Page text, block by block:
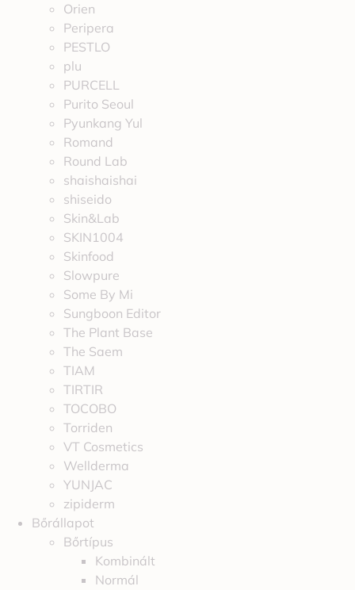
Orien
Peripera
PESTLO
plu
PURCELL
Purito Seoul
Pyunkang Yul
Romand
Round Lab
shaishaishai
shiseido
Skin&Lab
SKIN1004
Skinfood
Slowpure
Some By Mi
Sungboon Editor
The Plant Base
The Saem
TIAM
TIRTIR
TOCOBO
Torriden
VT Cosmetics
Wellderma
YUNJAC
zipiderm
Bőrállapot
Bőrtípus
Kombinált
Normál